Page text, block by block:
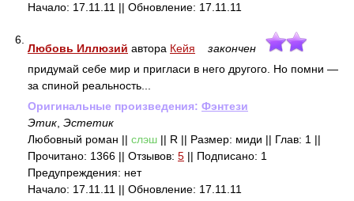
Начало: 17.11.11 || Обновление: 17.11.11
6.
Любовь Иллюзий автора Кейя
закончен
придумай себе мир и пригласи в него другого. Но помни —
за спиной реальность...
Оригинальные произведения: Фэнтези
Этик Эстетик
Любовный роман || слэш || R || Размер: миди || Глав: 1 ||
Прочитано: 1366 || Отзывов: 5 || Подписано: 1
Предупреждения: нет
Начало: 17.11.11 || Обновление: 17.11.11